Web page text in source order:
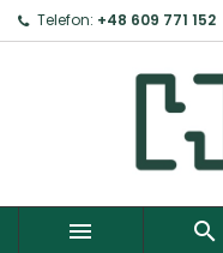
Telefon: +48 609 771 152
 